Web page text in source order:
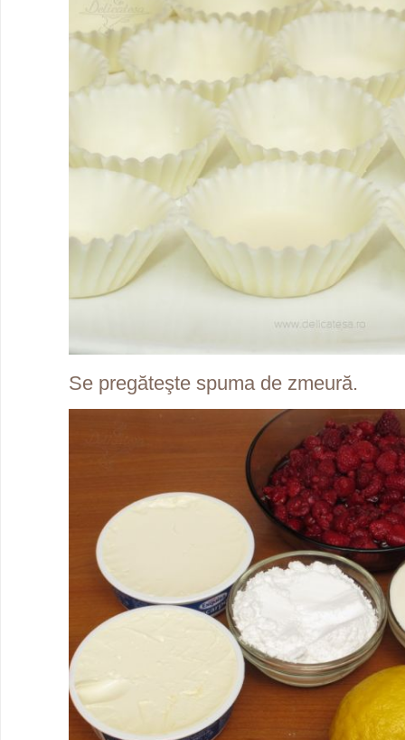
Se pregăteşte spuma de zmeură.